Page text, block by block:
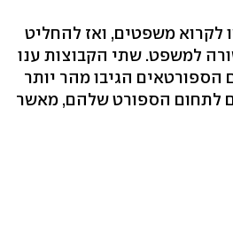
משפטים, ואז להחליט
למשפט. שתי הקבוצות ענו
הספורטאים הגיבו מהר יותר
לתחום הספורט שלהם, מאשר